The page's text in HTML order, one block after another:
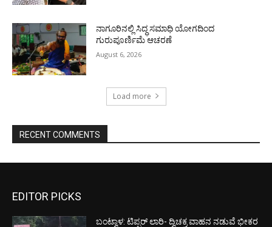
ನಾಗೂರಿನಲ್ಲಿ ಸಿದ್ಧ ಸಮಾಧಿ ಯೋಗದಿಂದ
ಗುರುಪೂರ್ಣಿಮೆ ಆಚರಣೆ
August 6, 2026
Load more
RECENT COMMENTS
EDITOR PICKS
ಬಂಟ್ವಾಳ: ಟಿಪ್ಪರ್ ಲಾರಿ- ದ್ವಿಚಕ್ರ ವಾಹನ ನಡುವೆ ಭೀಕರ